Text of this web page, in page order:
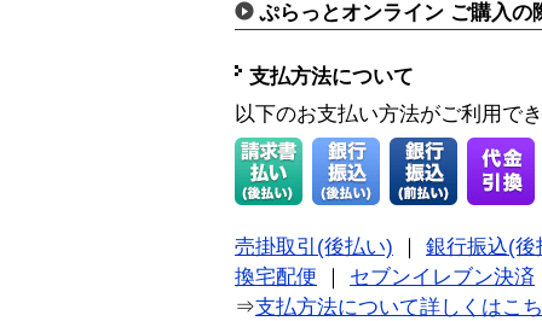
ぷらっとオンライン ご購入の
支払方法について
以下のお支払い方法がご利用で
売掛取引(後払い)
銀行振込(後
換宅配便
セブンイレブン決済
⇒支払方法について詳しくはこ